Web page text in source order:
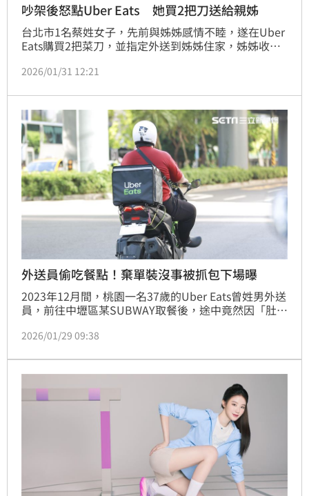
吵架後怒點Uber Eats 她買2把刀送給親姊
台北市1名蔡姓女子，先前與姊姊感情不睦，遂在Uber
Eats購買2把菜刀，並指定外送到姊姊住家，姊姊收到
蔡女犯行明確，遂依恐嚇危害安全罪判她拘役20日，得
2026/01/31 12:21
外送員偷吃餐點！棄單裝沒事被抓包下場曝
2023年12月間，桃園一名37歲的Uber Eats曾姓男外送
員，前往中壢區某SUBWAY取餐後，途中竟然因「肚子
而有其他外送員欲接單，前往餐廳後赫然發現，餐點早
理，依業務侵占罪判處3月徒刑，可易科罰金9萬元。
2026/01/29 09:38